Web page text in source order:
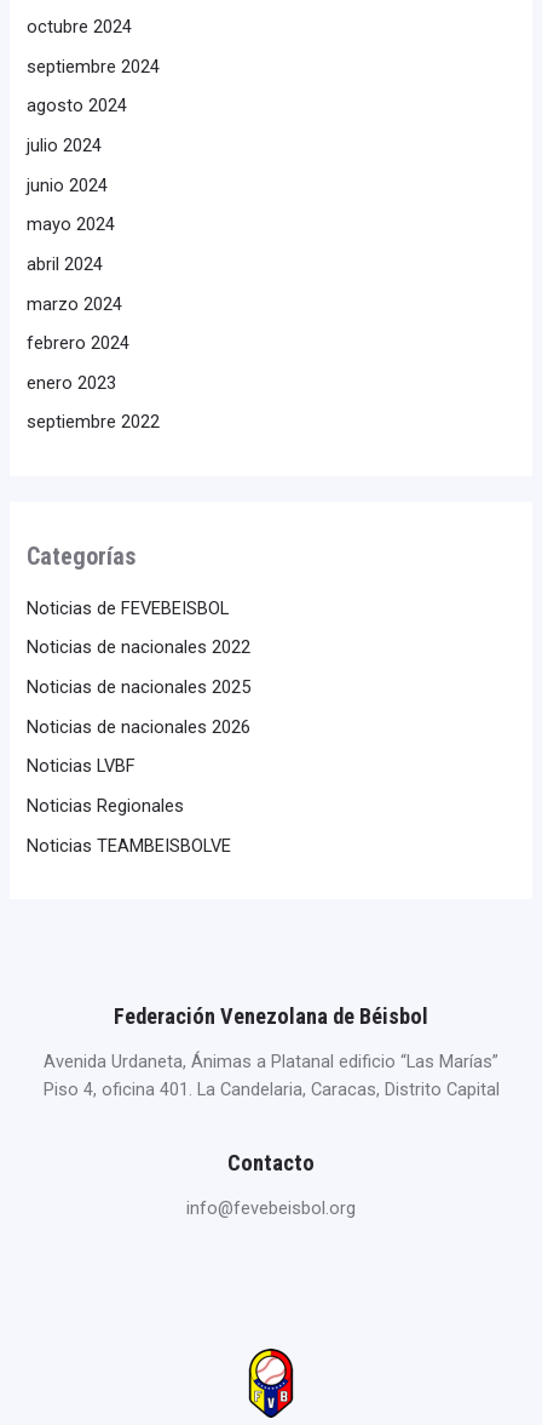
octubre 2024
septiembre 2024
agosto 2024
julio 2024
junio 2024
mayo 2024
abril 2024
marzo 2024
febrero 2024
enero 2023
septiembre 2022
Categorías
Noticias de FEVEBEISBOL
Noticias de nacionales 2022
Noticias de nacionales 2025
Noticias de nacionales 2026
Noticias LVBF
Noticias Regionales
Noticias TEAMBEISBOLVE
Federación Venezolana de Béisbol
Avenida Urdaneta, Ánimas a Platanal edificio “Las Marías”
Piso 4, oficina 401. La Candelaria, Caracas, Distrito Capital
Contacto
info@fevebeisbol.org